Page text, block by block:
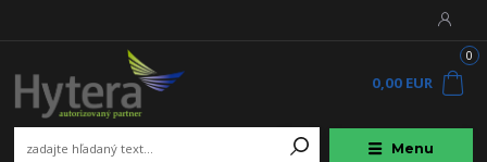
Menu
0
0,00 EUR